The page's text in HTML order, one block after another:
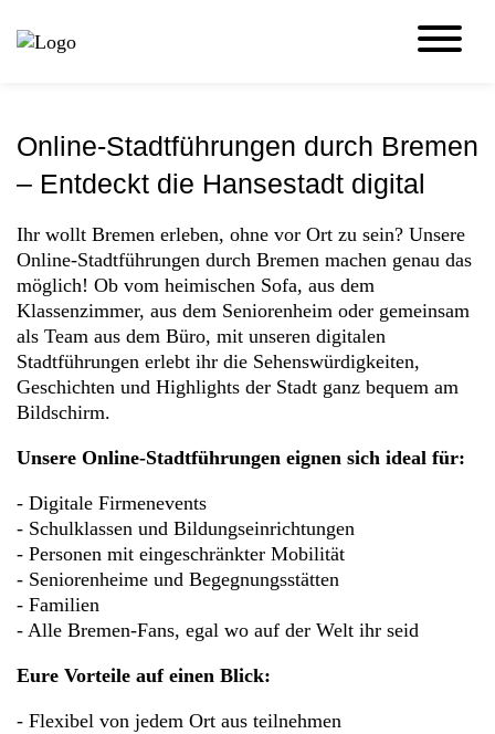
Inhalt
Einstellungen
MENU
Online-Stadtführungen
Online-Stadtführungen durch Bremen
– Entdeckt die Hansestadt digital
Ihr wollt Bremen erleben, ohne vor Ort zu sein? Unsere
Online-Stadtführungen durch Bremen machen genau das
möglich! Ob vom heimischen Sofa, aus dem
Klassenzimmer, aus dem Seniorenheim oder gemeinsam
als Team aus dem Büro, mit unseren digitalen
Stadtführungen erlebt ihr die Sehenswürdigkeiten,
Geschichten und Highlights der Stadt ganz bequem am
Bildschirm.
Unsere Online-Stadtführungen eignen sich ideal für:
- Digitale Firmenevents
- Schulklassen und Bildungseinrichtungen
- Personen mit eingeschränkter Mobilität
- Seniorenheime und Begegnungsstätten
- Familien
- Alle Bremen-Fans, egal wo auf der Welt ihr seid
Eure Vorteile auf einen Blick:
- Flexibel von jedem Ort aus teilnehmen